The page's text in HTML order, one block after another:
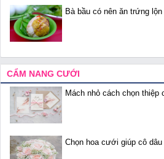
Bà bầu có nên ăn trứng
CẨM NANG CƯỚI
Mách nhỏ cách chọn
Chọn hoa cưới giúp cô dâu